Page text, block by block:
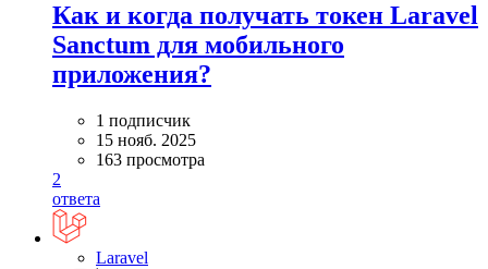
Как и когда получать токен Laravel
Sanctum для мобильного
приложения?
1 подписчик
15 нояб. 2025
163 просмотра
2
ответа
Laravel